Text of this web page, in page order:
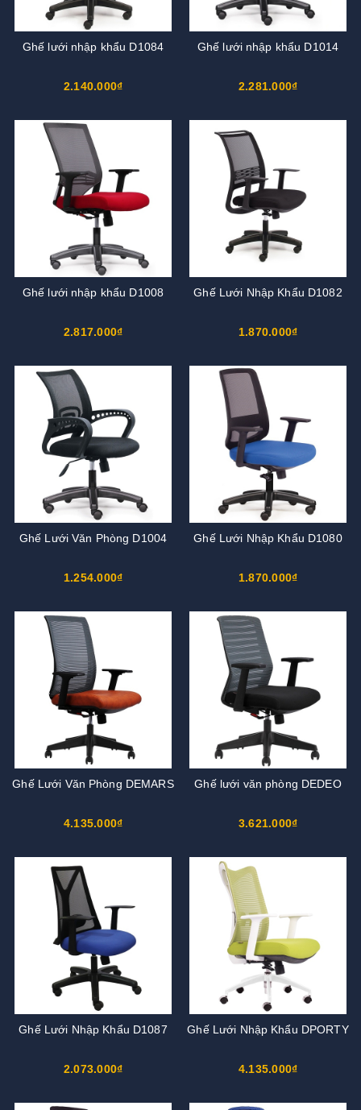
Ghế lưới nhập khẩu D1084
2.140.000₫
Ghế lưới nhập khẩu D1014
2.281.000₫
Ghế lưới nhập khẩu D1008
2.817.000₫
Ghế Lưới Nhập Khẩu D1082
1.870.000₫
Ghế Lưới Văn Phòng D1004
1.254.000₫
Ghế Lưới Nhập Khẩu D1080
1.870.000₫
Ghế Lưới Văn Phòng DEMARS
4.135.000₫
Ghế lưới văn phòng DEDEO
3.621.000₫
Ghế Lưới Nhập Khẩu D1087
2.073.000₫
Ghế Lưới Nhập Khẩu DPORTY
4.135.000₫